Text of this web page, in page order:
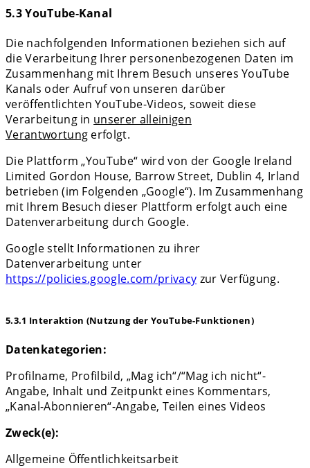
5.3 YouTube-Kanal
Die nachfolgenden Informationen beziehen sich auf
die Verarbeitung Ihrer personenbezogenen Daten im
Zusammenhang mit Ihrem Besuch unseres YouTube
Kanals oder Aufruf von unseren darüber
veröffentlichten YouTube-Videos, soweit diese
Verarbeitung in unserer alleinigen
Verantwortung erfolgt.
Die Plattform „YouTube“ wird von der Google Ireland
Limited Gordon House, Barrow Street, Dublin 4, Irland
betrieben (im Folgenden „Google“). Im Zusammenhang
mit Ihrem Besuch dieser Plattform erfolgt auch eine
Datenverarbeitung durch Google.
Google stellt Informationen zu ihrer
Datenverarbeitung unter
https://policies.google.com/privacy zur Verfügung.
5.3.1 Interaktion (Nutzung der YouTube-Funktionen)
Datenkategorien:
Profilname, Profilbild, „Mag ich“/“Mag ich nicht“-
Angabe, Inhalt und Zeitpunkt eines Kommentars,
„Kanal-Abonnieren“-Angabe, Teilen eines Videos
Zweck(e):
Allgemeine Öffentlichkeitsarbeit